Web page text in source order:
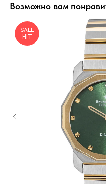
Возможно вам
SALE
HIT